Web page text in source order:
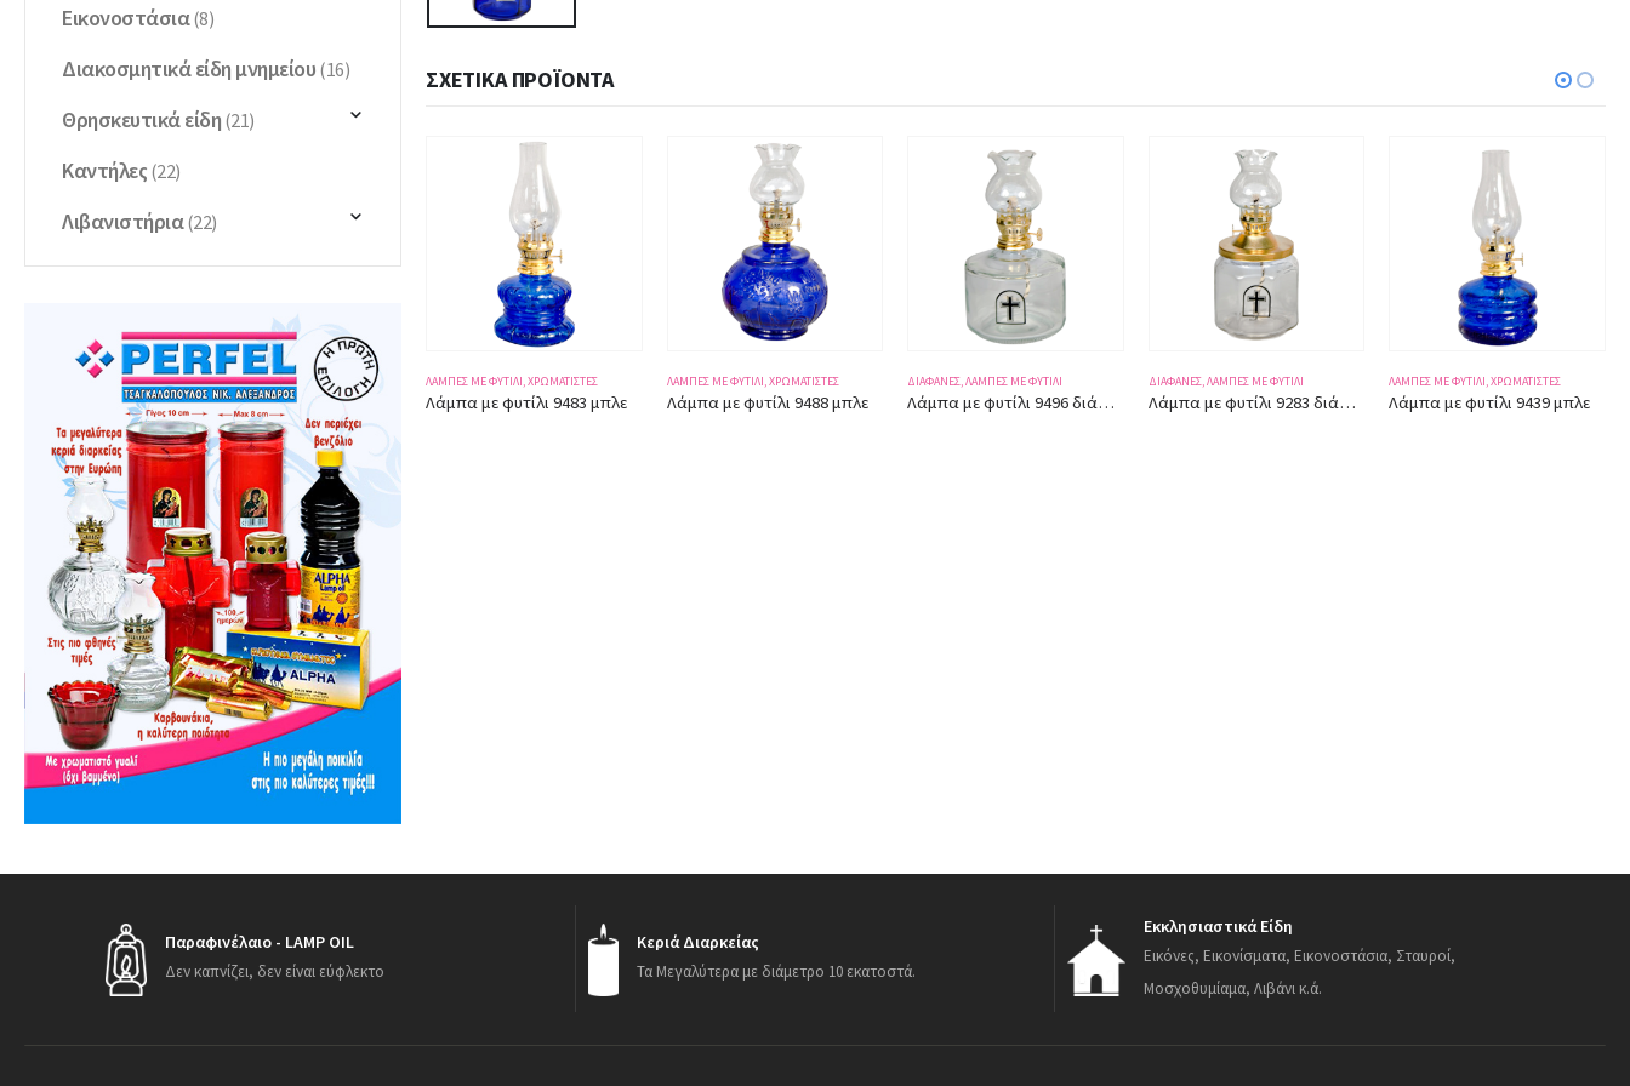
ΣΧΕΤΙΚΆ ΠΡΟΪΌΝΤΑ
ΧΡΩΜΑΤΙΣΤΈΣ
Λάμπα με φυτίλι 9622 κόκκινη
ΛΆΜΠΕΣ ΜΕ ΦΥΤΊΛΙ,ΧΡΩΜΑΤΙΣΤΈΣ
Λάμπα με φυτίλι 9483 μπλε
ΛΆΜΠΕΣ ΜΕ ΦΥΤΊΛΙ,ΧΡΩΜΑΤΙΣΤΈΣ
Λάμπα με φυτίλι 9488 μπλε
ΔΙΆΦΑΝΕΣ,ΛΆΜΠΕΣ ΜΕ ΦΥΤΊΛΙ
Λάμπα με φυτίλι 9496 διάφανη ύψος 18εκ.
ΔΙΆΦΑΝΕΣ,ΛΆΜΠΕΣ ΜΕ ΦΥΤΊΛΙ
Λάμπα με φυτίλι 9283 διάφανη ύψος 19εκ.
ΛΆΜΠΕΣ ΜΕ ΦΥΤΊΛΙ, ΧΡΩΜΑΤΙΣΤΈΣ
Λάμπα με φυτίλι 9439 μπλε
ΛΆΜΠΕΣ ΜΕ ΦΥΤΊΛΙ,ΧΡΩΜΑΤΙΣΤΈΣ
Λάμπα με φυτίλι 9481 μπλε
Εικονοστάσια(8)
Διακοσμητικά είδη μνημείου (16)
Θρησκευτικά είδη (21)
Καντήλες (22)
Λιβανιστήρια(22)
Παραφινέλαιο - LAMP OIL
Δεν καπνίζει, δεν είναι εύφλεκτο
Κεριά Διαρκείας
Τα Μεγαλύτερα με διάμετρο 10 εκατοστά.
Εκκλησιαστικά Είδη
Εικόνες, Εικονίσματα, Εικονοστάσια, Σταυροί,
Μοσχοθυμίαμα, Λιβάνι κ.ά.